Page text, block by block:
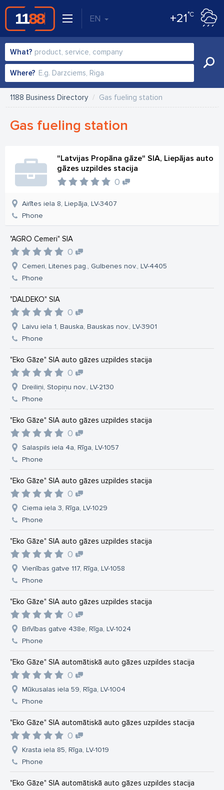
EN +21°C
What?
Where?
1188 Business Directory Gas fueling station
Gas fueling station
"Latvijas Propāna gāze" SIA, Liepājas auto
gāzes uzpildes stacija
0
Airītes iela 8, Liepāja, LV-3407
Phone
"AGRO Cemeri" SIA
0
Cemeri, Litenes pag., Gulbenes nov., LV-4405
Phone
"DALDEKO" SIA
0
Laivu iela 1, Bauska, Bauskas nov., LV-3901
Phone
"Eko Gāze" SIA auto gāzes uzpildes stacija
0
Dreiliņi, Stopiņu nov., LV-2130
Phone
"Eko Gāze" SIA auto gāzes uzpildes stacija
0
Salaspils iela 4a, Rīga, LV-1057
Phone
"Eko Gāze" SIA auto gāzes uzpildes stacija
0
Ciema iela 3, Rīga, LV-1029
Phone
"Eko Gāze" SIA auto gāzes uzpildes stacija
0
Vienības gatve 117, Rīga, LV-1058
Phone
"Eko Gāze" SIA auto gāzes uzpildes stacija
0
Brīvības gatve 438e, Rīga, LV-1024
Phone
"Eko Gāze" SIA automātiskā auto gāzes uzpildes stacija
0
Mūkusalas iela 59, Rīga, LV-1004
Phone
"Eko Gāze" SIA automātiskā auto gāzes uzpildes stacija
0
Krasta iela 85, Rīga, LV-1019
Phone
"Eko Gāze" SIA automātiskā auto gāzes uzpildes stacija